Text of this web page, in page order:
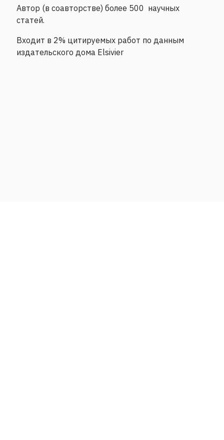
Автор (в соавторстве) более 500 научных
статей.
Входит в 2% цитируемых работ по данным
издательского дома Elsivier